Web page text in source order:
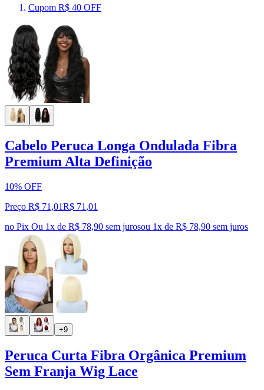
Cupom R$ 40 OFF
Cabelo Peruca Longa Ondulada Fibra
Premium Alta Definição
10% OFF
Preço R$ 71,01R$ 71 ,01
no Pix Ou 1x de R$ 78,90 sem jurosou 1x de R$ 78,90 sem juros
+9
Peruca Curta Fibra Orgânica Premium
Sem Franja Wig Lace